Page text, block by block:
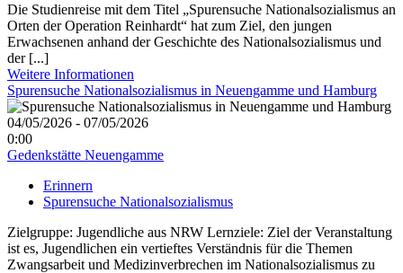
Die Studienreise mit dem Titel „Spurensuche Nationalsozialismus an
Orten der Operation Reinhardt“ hat zum Ziel, den jungen
Erwachsenen anhand der Geschichte des Nationalsozialismus und
der [...]
Weitere Informationen
Spurensuche Nationalsozialismus in Neuengamme und Hamburg
04/05/2026 - 07/05/2026
0:00
Gedenkstätte Neuengamme
Erinnern
Spurensuche Nationalsozialismus
Zielgruppe: Jugendliche aus NRW Lernziele: Ziel der Veranstaltung
ist es, Jugendlichen ein vertieftes Verständnis für die Themen
Zwangsarbeit und Medizinverbrechen im Nationalsozialismus zu